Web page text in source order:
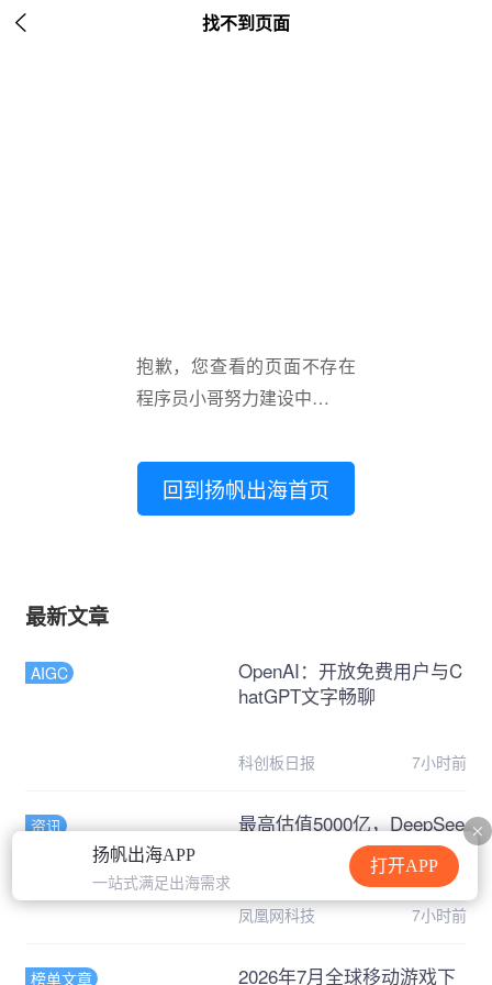
扬帆出海APP
一站式满足出海需求
打开APP
 找不到页面
抱歉，您查看的页面不存在
程序员小哥努力建设中…
回到扬帆出海首页
最新文章
AIGC
OpenAI：开放免费用户与C
hatGPT文字畅聊
科创板日报 7小时前
资讯
最高估值5000亿，DeepSee
k和Kimi被抢疯了
凤凰网科技 7小时前
榜单文章 2026年7月全球移动游戏下